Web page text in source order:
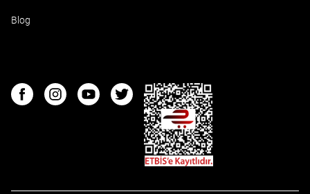
Blog
FacebookInstagramYoutubeTwitter
ETBIS